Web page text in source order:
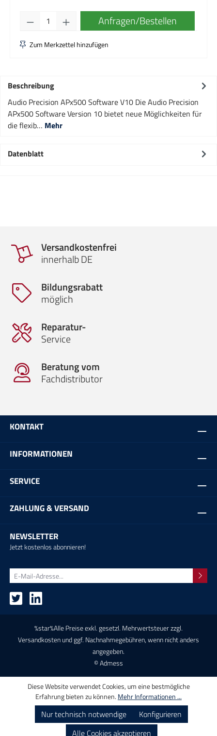
Produkt Anzahl: Gib den gewünschten
Anfragen/Bestellen
Zum Merkzettel hinzufügen
Beschreibung
Audio Precision APx500 Software V10 Die Audio Precision
APx500 Software Version 10 bietet neue Möglichkeiten für
die flexib… Mehr
Datenblatt
Versandkostenfrei
innerhalb DE
Bildungsrabatt
möglich
Reparatur-
Service
Beratung vom
Fachdistributor
KONTAKT
INFORMATIONEN
SERVICE
ZAHLUNG & VERSAND
NEWSLETTER
Jetzt kostenlos abonnieren!
%star%Alle Preise exkl. gesetzl. Mehrwertsteuer zzgl.
Versandkostenund ggf. Nachnahmegebühren, wenn nicht anders
angegeben.
© Admess
Diese Website verwendet Cookies, um eine bestmögliche
Erfahrung bieten zu können. Mehr Informationen ...
Nur technisch notwendige
Konfigurieren
Alle Cookies akzeptieren